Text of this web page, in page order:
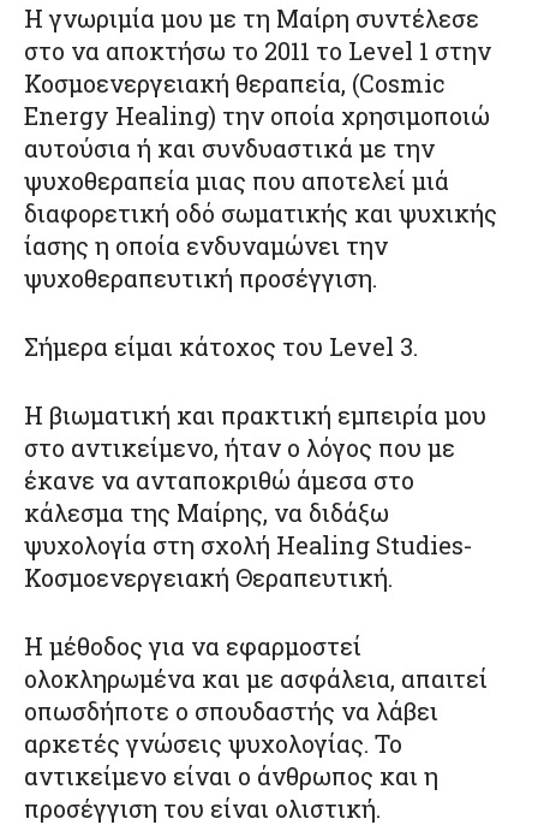
Η γνωριμία μου με τη Μαίρη συντέλεσε
στο να αποκτήσω το 2011 το Level 1 στην
Κοσμοενεργειακή θεραπεία, (Cosmic
Energy Healing) την οποία χρησιμοποιώ
αυτούσια ή και συνδυαστικά με την
ψυχοθεραπεία μιας που αποτελεί μιά
διαφορετική οδό σωματικής και ψυχικής
ίασης η οποία ενδυναμώνει την
ψυχοθεραπευτική προσέγγιση.
Σήμερα είμαι κάτοχος του Level 3.
Η βιωματική και πρακτική εμπειρία μου
στο αντικείμενο, ήταν ο λόγος που με
έκανε να ανταποκριθώ άμεσα στο
κάλεσμα της Μαίρης, να διδάξω
ψυχολογία στη σχολή Healing Studies-
Κοσμοενεργειακή Θεραπευτική.
Η μέθοδος για να εφαρμοστεί
ολοκληρωμένα και με ασφάλεια, απαιτεί
οπωσδήποτε ο σπουδαστής να λάβει
αρκετές γνώσεις ψυχολογίας. Το
αντικείμενο είναι ο άνθρωπος και η
προσέγγιση του είναι ολιστική.